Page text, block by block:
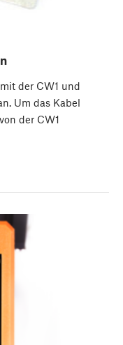
der CW1 und
Um das Kabel
der CW1